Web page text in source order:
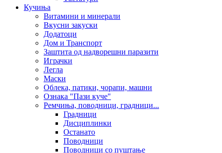
Кучиња
Витамини и минерали
Вкусни закуски
Додатоци
Дом и Транспорт
Заштита од надворешни паразити
Играчки
Легла
Маски
Облека, патики, чорапи, машни
Ознака "Пази куче"
Ремчиња, поводници, градници...
Градници
Дисциплинки
Останато
Поводници
Поводници со пуштање